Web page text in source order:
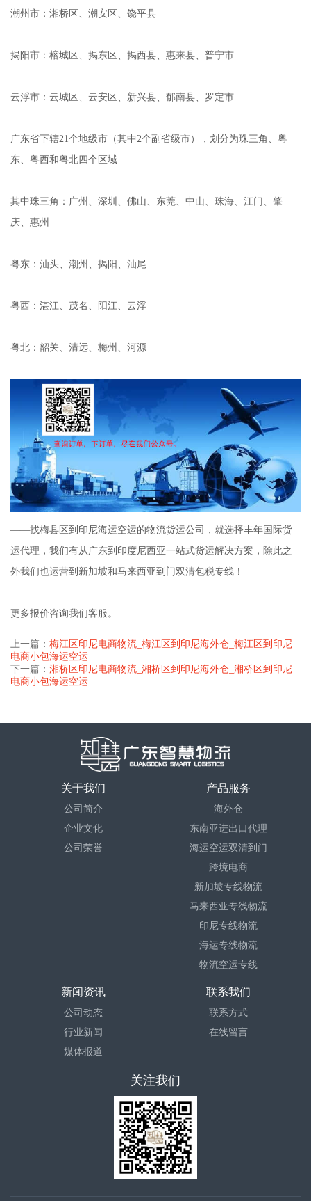
潮州市：湘桥区、潮安区、饶平县
揭阳市：榕城区、揭东区、揭西县、惠来县、普宁市
云浮市：云城区、云安区、新兴县、郁南县、罗定市
广东省下辖21个地级市（其中2个副省级市），划分为珠三角、粤
东、粤西和粤北四个区域
其中珠三角：广州、深圳、佛山、东莞、中山、珠海、江门、肇
庆、惠州
粤东：汕头、潮州、揭阳、汕尾
粤西：湛江、茂名、阳江、云浮
粤北：韶关、清远、梅州、河源
——找梅县区到印尼海运空运的物流货运公司，就选择丰年国际货
运代理，我们有从广东到印度尼西亚一站式货运解决方案，除此之
外我们也运营到新加坡和马来西亚到门双清包税专线！
更多报价咨询我们客服。
上一篇： 梅江区印尼电商物流_梅江区到印尼海外仓_梅江区到印尼
电商小包海运空运
下一篇： 湘桥区印尼电商物流_湘桥区到印尼海外仓_湘桥区到印尼
电商小包海运空运
关于我们
公司简介
企业文化
公司荣誉
产品服务
海外仓
东南亚进出口代理
海运空运双清到门
跨境电商
新加坡专线物流
马来西亚专线物流
印尼专线物流
海运专线物流
物流空运专线
新闻资讯
公司动态
行业新闻
媒体报道
联系我们
联系方式
在线留言
关注我们